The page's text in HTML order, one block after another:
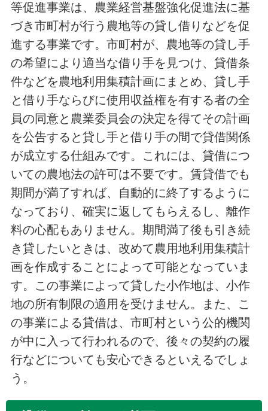
等促進事業は、農業経営基盤強化促進法に基
づき市町村が行う農地等の貸し借りなどを促
進する事業です。市町村が、農地等の貸し手
の希望により適当な借り手を見つけ、貸借条
件などを農地利用集積計画にまとめ、貸し手
と借り手ならびに使用収益権を有する者の全
員の同意と農業委員会の決定を得てその計画
を公告すると貸し手と借り手の間で貸借関係
が成立する仕組みです。これには、貸借につ
いての農地法の許可は不要です。賃貸借でも
期間が満了すれば、自動的に終了するように
なっており、確実に返してもらえるし、離作
料の心配もありません。期間満了後も引き続
き貸したいときは、改めて農用地利用集積計
画を作成することによって可能となっていま
す。この事業によって貸した小作地は、小作
地の所有制限の適用を受けません。また、こ
の事業による貸借は、市町村という公的機関
が中に入って行われるので、後々の契約の履
行などについても安心できるといえるでしょ
う。